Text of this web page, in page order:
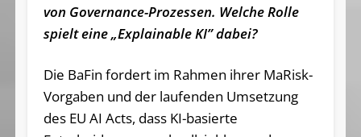
von Governance-Prozessen. Welche Rolle
spielt eine „Explainable KI” dabei?
Die BaFin fordert im Rahmen ihrer MaRisk-
Vorgaben und der laufenden Umsetzung
des EU AI Acts, dass KI-basierte